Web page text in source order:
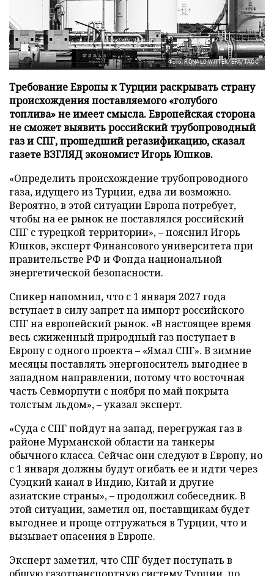
Фото: RONALD WITTEK/EPA/ТАСС
Требование Европы к Турции раскрывать страну
происхождения поставляемого «голубого
топлива» не имеет смысла. Европейская сторона
не сможет выявить российский трубопроводный
газ и СПГ, прошедший регазификацию, сказал
газете ВЗГЛЯД экономист Игорь Юшков.
«Определить происхождение трубопроводного
газа, идущего из Турции, едва ли возможно.
Вероятно, в этой ситуации Европа потребует,
чтобы на ее рынок не поставлялся российский
СПГ с турецкой территории», – пояснил Игорь
Юшков, эксперт Финансового университета при
правительстве РФ и Фонда национальной
энергетической безопасности.
Спикер напомнил, что с 1 января 2027 года
вступает в силу запрет на импорт российского
СПГ на европейский рынок. «В настоящее время
весь сжиженный природный газ поступает в
Европу с одного проекта – «Ямал СПГ». В зимние
месяцы поставлять энергоноситель выгоднее в
западном направлении, потому что восточная
часть Севморпути с ноября по май покрыта
толстым льдом», – указал эксперт.
«Суда с СПГ пойдут на запад, перегружая газ в
районе Мурманской области на танкеры
обычного класса. Сейчас они следуют в Европу, но
с 1 января должны будут огибать ее и идти через
Суэцкий канал в Индию, Китай и другие
азиатские страны», – продолжил собеседник. В
этой ситуации, заметил он, поставщикам будет
выгоднее и проще отгружаться в Турции, что и
вызывает опасения в Европе.
Эксперт заметил, что СПГ будет поступать в